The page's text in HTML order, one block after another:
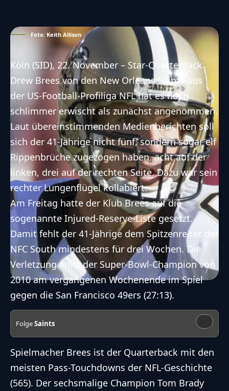
Foto: Keith Allison
Köln (SID), 22. November – Star-Quarterback
Drew Brees von den New Orleans Saints aus
der US-Football-Profiliga NFL hat es noch
schlimmer erwischt als zunächst angenommen.
Laut übereinstimmenden Medienberichten soll
sich der 41-Jährige nicht fünf, sondern sogar elf
Rippenbrüche zugezogen haben, acht auf der
linken, drei auf der rechten Seite. Dazu war sein
rechter Lungenflügel kollabiert.
Am Freitag hatte der Klub Brees auf die
sogenannte Injured-Reserve-Liste gesetzt.
Damit fehlt der 41-Jährige dem Spitzenreiter der
NFC South mindestens für drei Wochen. Die
Verletzung erlitt der Super-Bowl-Champion von
2010 am vergangenen Wochenende im Spiel
gegen die San Francisco 49ers (27:13).
FolgeSaints
Spielmacher Brees ist der Quarterback mit den
meisten Pass-Touchdowns der NFL-Geschichte
(565). Der sechsmalige Champion Tom Brady